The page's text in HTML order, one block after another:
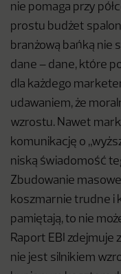
nie pomaga przy
prostu budżet
branżową bańką nie
dane – dane, które
dla każdego
udawaniem, że
wzrostu. Nawet
komunikację o
niską świadomość
Zbudowanie
koszmarnie trudne i
pamiętają, to nie
Raport EBI zdejmuje
nie jest silnikiem